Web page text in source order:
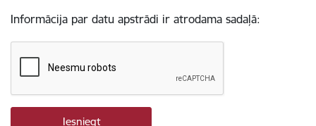
Informācija par datu apstrādi ir atrodama sadaļā: